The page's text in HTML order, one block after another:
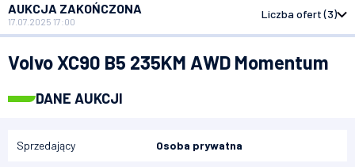
Bidcar Aukcje
AUKCJA ZAKOŃCZONA
17.07.2025 17:00
Liczba ofert (3)
Volvo XC90 B5 235KM AWD Momentum
DANE AUKCJI
Sprzedający Osoba prywatna